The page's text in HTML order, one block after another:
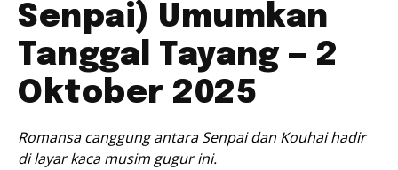
Senpai) Umumkan
Tanggal Tayang — 2
Oktober 2025
Romansa canggung antara Senpai dan Kouhai hadir
di layar kaca musim gugur ini.